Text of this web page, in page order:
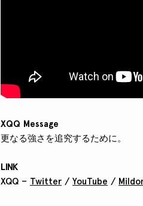
XQQ Message
更なる強さを追究するために。
LINK
XQQ – Twitter / YouTube /